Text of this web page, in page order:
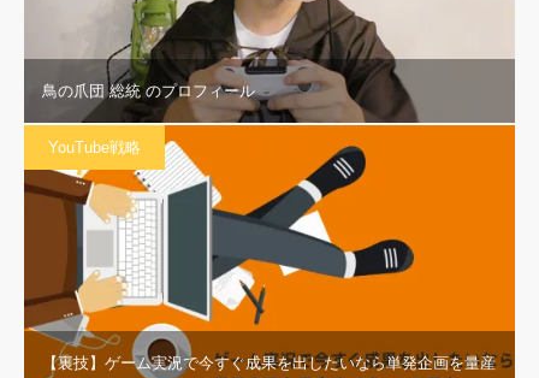
鳥の爪団 総統 のプロフィール
YouTube戦略
【裏技】ゲーム実況で今すぐ成果を出したいなら単発企画を量産